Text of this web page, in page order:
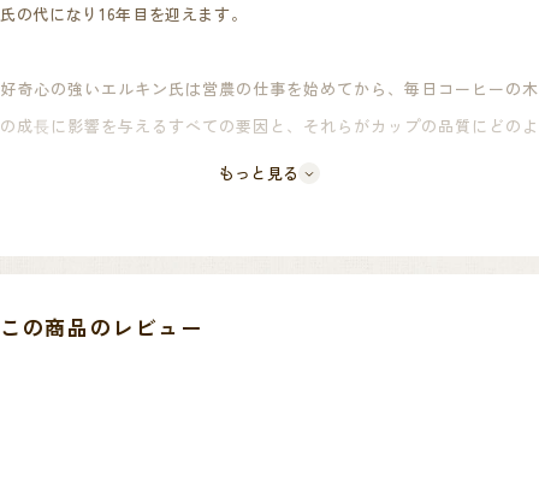
氏の代になり16年目を迎えます。
好奇心の強いエルキン氏は営農の仕事を始めてから、毎日コーヒーの木
の成⾧に影響を与えるすべての要因と、それらがカップの品質にどのよ
うに影響するか農園の環境条件、品種、プロセスを熱心に研究したこと
いう思いを胸に、日々努力を惜しまない生産者です。
もっと見る
この商品のレビュー